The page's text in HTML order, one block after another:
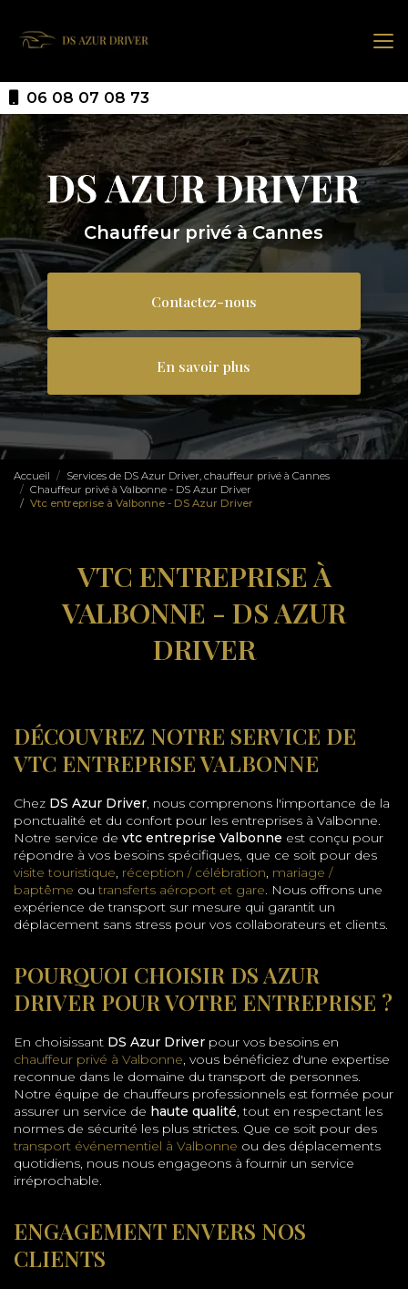
contenu
06 08 07 08 73
Chauffeur privé à Cannes
Contactez-nous
En savoir plus
Accueil
Services de DS Azur Driver, chauffeur privé à Cannes
Chauffeur privé à Valbonne - DS Azur Driver
Vtc entreprise à Valbonne - DS Azur Driver
VTC ENTREPRISE À
VALBONNE - DS AZUR
DRIVER
DÉCOUVREZ NOTRE SERVICE DE
VTC ENTREPRISE VALBONNE
Chez DS Azur Driver, nous comprenons l'importance de la
ponctualité et du confort pour les entreprises à Valbonne.
Notre service de vtc entreprise Valbonne est conçu pour
répondre à vos besoins spécifiques, que ce soit pour des
visite touristique, réception / célébration, mariage /
baptême ou transferts aéroport et gare. Nous offrons une
expérience de transport sur mesure qui garantit un
déplacement sans stress pour vos collaborateurs et clients.
POURQUOI CHOISIR DS AZUR
DRIVER POUR VOTRE ENTREPRISE ?
En choisissant DS Azur Driver pour vos besoins en
chauffeur privé à Valbonne, vous bénéficiez d'une expertise
reconnue dans le domaine du transport de personnes.
Notre équipe de chauffeurs professionnels est formée pour
assurer un service de haute qualité, tout en respectant les
normes de sécurité les plus strictes. Que ce soit pour des
transport événementiel à Valbonne ou des déplacements
quotidiens, nous nous engageons à fournir un service
irréprochable.
ENGAGEMENT ENVERS NOS
CLIENTS